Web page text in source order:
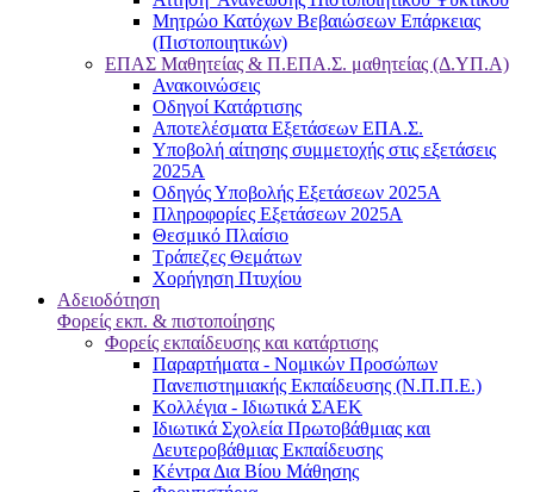
Μητρώο Κατόχων Βεβαιώσεων Επάρκειας
(Πιστοποιητικών)
ΕΠΑΣ Μαθητείας & Π.ΕΠΑ.Σ. μαθητείας (Δ.ΥΠ.Α)
Ανακοινώσεις
Oδηγοί Κατάρτισης
Αποτελέσματα Εξετάσεων ΕΠΑ.Σ.
Υποβολή αίτησης συμμετοχής στις εξετάσεις
2025Α
Οδηγός Υποβολής Εξετάσεων 2025A
Πληροφορίες Εξετάσεων 2025Α
Θεσμικό Πλαίσιο
Τράπεζες Θεμάτων
Χορήγηση Πτυχίου
Αδειοδότηση
Φορείς εκπ. & πιστοποίησης
Φορείς εκπαίδευσης και κατάρτισης
Παραρτήματα - Νομικών Προσώπων
Πανεπιστημιακής Εκπαίδευσης (Ν.Π.Π.Ε.)
Κολλέγια - Ιδιωτικά ΣΑΕΚ
Ιδιωτικά Σχολεία Πρωτοβάθμιας και
Δευτεροβάθμιας Εκπαίδευσης
Κέντρα Δια Βίου Μάθησης